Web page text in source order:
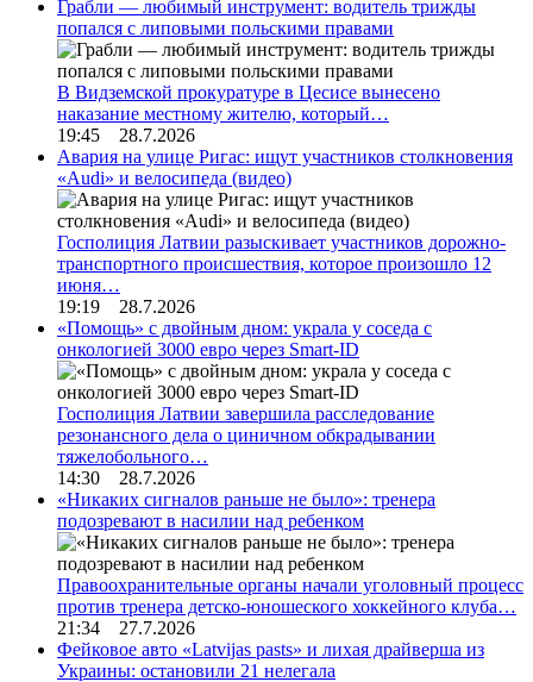
Грабли — любимый инструмент: водитель трижды
попался с липовыми польскими правами
В Видземской прокуратуре в Цесисе вынесено
наказание местному жителю, который…
19:45 28.7.2026
Авария на улице Ригас: ищут участников столкновения
«Audi» и велосипеда (видео)
Госполиция Латвии разыскивает участников дорожно-
транспортного происшествия, которое произошло 12
июня…
19:19 28.7.2026
«Помощь» с двойным дном: украла у соседа с
онкологией 3000 евро через Smart-ID
Госполиция Латвии завершила расследование
резонансного дела о циничном обкрадывании
тяжелобольного…
14:30 28.7.2026
«Никаких сигналов раньше не было»: тренера
подозревают в насилии над ребенком
Правоохранительные органы начали уголовный процесс
против тренера детско-юношеского хоккейного клуба…
21:34 27.7.2026
Фейковое авто «Latvijas pasts» и лихая драйверша из
Украины: остановили 21 нелегала